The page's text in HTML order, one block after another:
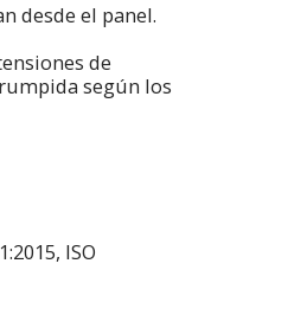
desde el panel.
de
según los
ISO